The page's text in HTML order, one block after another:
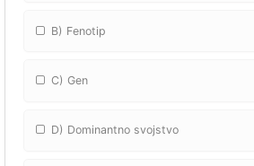
B) Fenotip
C) Gen
D) Dominantno svojstvo